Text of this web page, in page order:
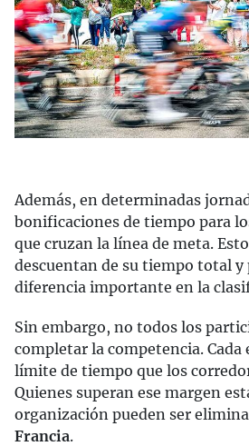
Además, en determinadas
bonificaciones de tiempo para
que cruzan la línea de meta.
descuentan de su tiempo total y
diferencia importante en la
Sin embargo, no todos los
completar la competencia. Cada
límite de tiempo que los
Quienes superan ese margen
organización pueden ser
Francia.